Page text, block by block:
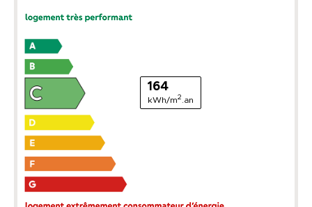
164
kWh/m2 .an